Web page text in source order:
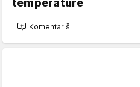
temperature
Komentariši